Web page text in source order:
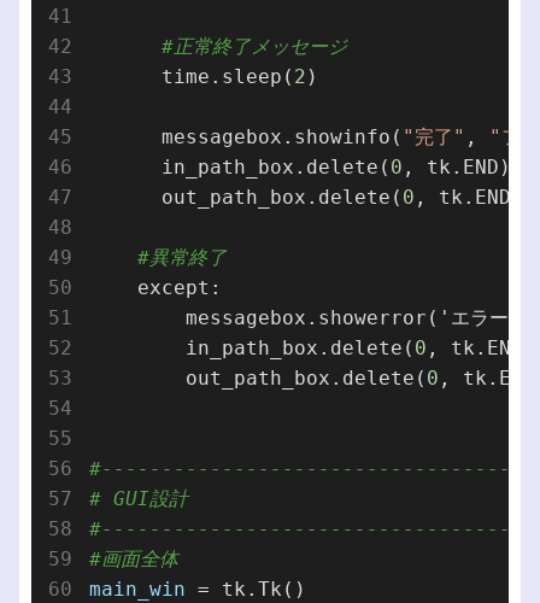
#正常終了メッセージ
      time.sleep(
2 )
      messagebox.showinfo(
"完了" ,
"フ
      in_path_box.delete(
0 , tk.END)
      out_path_box.delete(
0 , tk.END)
#異常終了
    except:
messagebox.showerror('エラー', '
        in_path_box.delete(
0 , tk.END)
        out_path_box.delete(
0 ,
# GUI設計
#画面全体
main_win = tk.Tk()